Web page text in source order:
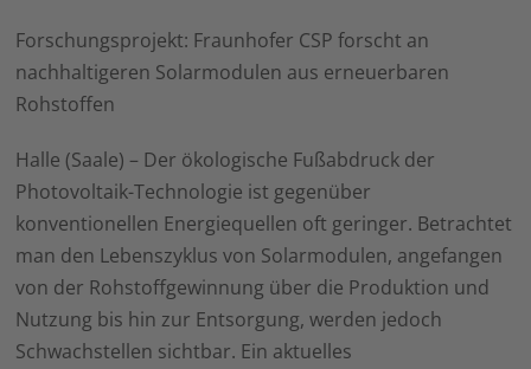
Forschungsprojekt: Fraunhofer CSP forscht an
nachhaltigeren Solarmodulen aus erneuerbaren
Rohstoffen
Halle (Saale) – Der ökologische Fußabdruck der
Photovoltaik-Technologie ist gegenüber
konventionellen Energiequellen oft geringer. Betrachtet
man den Lebenszyklus von Solarmodulen, angefangen
von der Rohstoffgewinnung über die Produktion und
Nutzung bis hin zur Entsorgung, werden jedoch
Schwachstellen sichtbar. Ein aktuelles